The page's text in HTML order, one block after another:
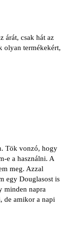
árát, csak hát az
olyan termékekért,
Tök vonzó, hogy
e a használni. A
meg. Azzal
egy Douglasost is
minden napra
de amikor a napi